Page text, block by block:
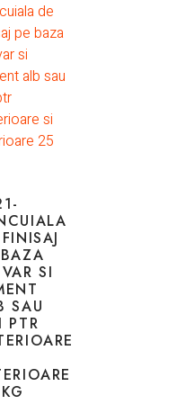
SI
SAU
PTR